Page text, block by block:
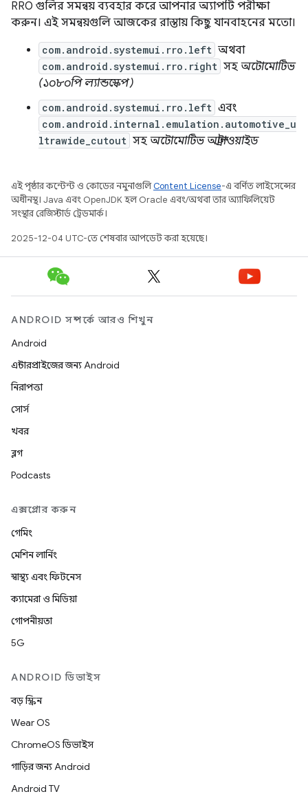
RRO গুলির সমন্বয় ব্যবহার করে আপনার অ্যাপটি পরীক্ষা
করুন। এই সমন্বয়গুলি আজকের রাস্তায় কিছু যানবাহনের মতো।
com.android.systemui.rro.left অথবা
com.android.systemui.rro.right সহ অটোমোটিভ
(১০৮০পি ল্যান্ডস্কেপ)
com.android.systemui.rro.left এবং
com.android.internal.emulation.automotive_u
ltrawide_cutout সহ অটোমোটিভ আল্ট্রাওয়াইড
এই পৃষ্ঠার কন্টেন্ট ও কোডের নমুনাগুলিContent License-এ বর্ণিত লাইসেন্সের
অধীনস্থ। Java এবং OpenJDK হল Oracle এবং/অথবা তার অ্যাফিলিয়েট
সংস্থার রেজিস্টার্ড ট্রেডমার্ক।
2025-12-04 UTC-তে শেষবার আপডেট করা হয়েছে।
ANDROID সম্পর্কে আরও শিখুন
Android
এন্টারপ্রাইজের জন্য Android
নিরাপত্তা
সোর্স
খবর
ব্লগ
Podcasts
এক্সপ্লোর করুন
গেমিং
মেশিন লার্নিং
স্বাস্থ্য এবং ফিটনেস
ক্যামেরা ও মিডিয়া
গোপনীয়তা
5G
ANDROID ডিভাইস
বড় স্ক্রিন
Wear OS
ChromeOS ডিভাইস
গাড়ির জন্য Android
Android TV